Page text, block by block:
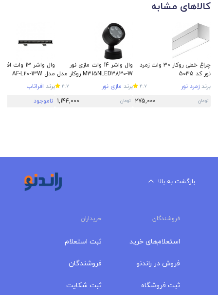
کالاهای مشابه
چراغ خطی روکار 30 وات زمرد
نور کد 5035
برند زمرد نور 4.7
تومان 275,000
وال واشر 14 وات مازی نور
M315NLED3830-W روکار مدل
آرتیلوکس IP65برند مازی نور 4.7
تومان 1,144,000
مدل AF-L20-13W
برند افراتاب
ناموجود
بازگشت به بالا
فروشندگان خریداران
استعلام‌های خرید
فروش در راندنو
ثبت فروشگاه
ثبت استعلام
فروشندگان
ثبت شکایت